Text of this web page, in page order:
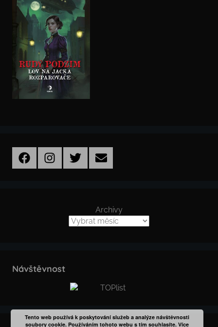
FacebookInstagramTwitter Email
Archivy
Návštěvnost
Tento web používá k poskytování služeb a analýze návštěvnosti
soubory cookie. Používáním tohoto webu s tím souhlasíte.Více